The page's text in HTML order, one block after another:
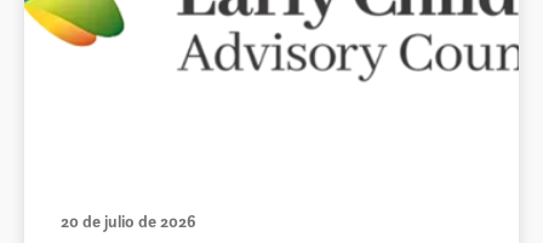
20 de julio de 2026